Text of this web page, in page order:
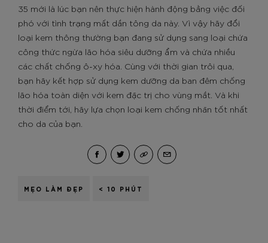
35 mới là lúc bạn nên thực hiện hành động bằng việc đối
phó với tình trạng mất dần tông da này. Vì vậy hãy đổi
loại kem thông thường bạn đang sử dụng sang loại chứa
công thức ngừa lão hóa siêu dưỡng ẩm và chứa nhiều
các chất chống ô-xy hóa. Cùng với thời gian trôi qua,
bạn hãy kết hợp sử dụng kem dưỡng da ban đêm chống
lão hóa toàn diện với kem đặc trị cho vùng mắt. Và khi
thời điểm tới, hãy lựa chọn loại kem chống nhăn tốt nhất
cho da của bạn.
MẸO LÀM ĐẸP < 10 PHÚT